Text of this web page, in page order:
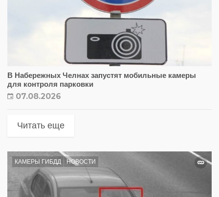
В Набережных Челнах запустят мобильные камеры
для контроля парковки
07.08.2026
Читать еще
КАМЕРЫ ГИБДД НОВОСТИ